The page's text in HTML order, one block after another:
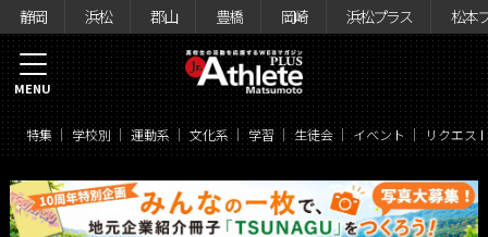
静岡 浜松 郡山 豊橋 岡崎 浜松プラス 松本
特集 学校別 運動系 文化系 学習 生徒会 イベント リクエス
MENU